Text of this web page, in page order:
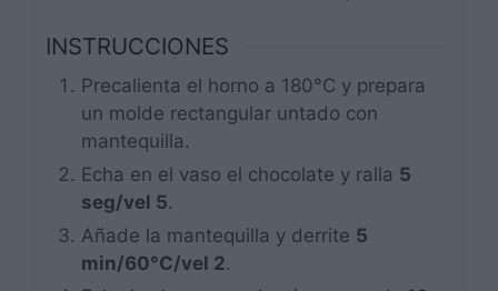
INSTRUCCIONES
Precalienta el horno a 180°C y prepara
un molde rectangular untado con
mantequilla.
Echa en el vaso el chocolate y ralla 5
seg/vel 5.
Añade la mantequilla y derrite 5
min/60°C/vel 2.